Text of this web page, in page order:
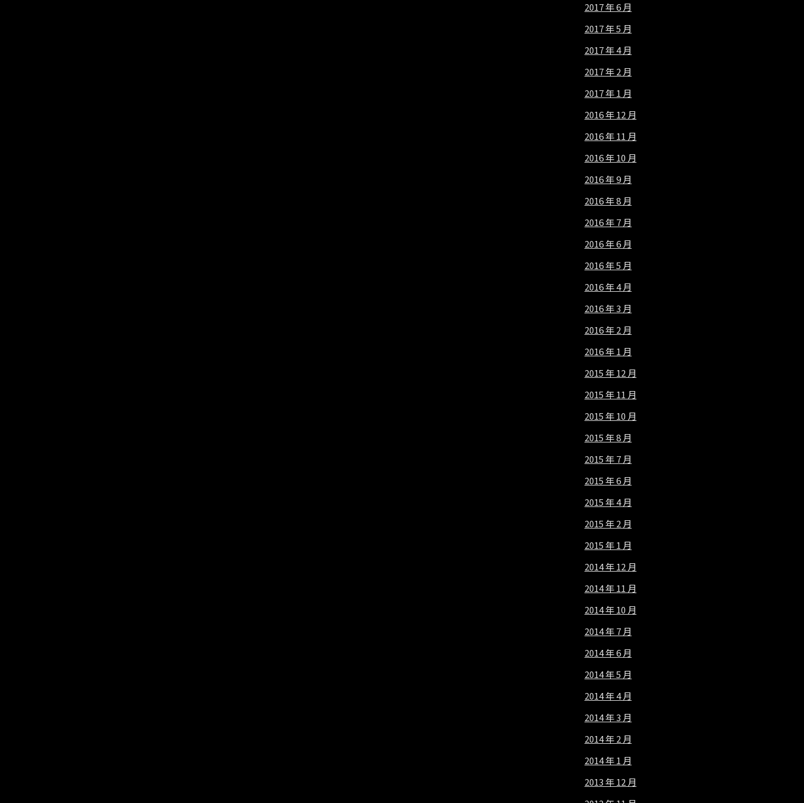
2017 年 6 月
2017 年 5 月
2017 年 4 月
2017 年 2 月
2017 年 1 月
2016 年 12 月
2016 年 11 月
2016 年 10 月
2016 年 9 月
2016 年 8 月
2016 年 7 月
2016 年 6 月
2016 年 5 月
2016 年 4 月
2016 年 3 月
2016 年 2 月
2016 年 1 月
2015 年 12 月
2015 年 11 月
2015 年 10 月
2015 年 8 月
2015 年 7 月
2015 年 6 月
2015 年 4 月
2015 年 2 月
2015 年 1 月
2014 年 12 月
2014 年 11 月
2014 年 10 月
2014 年 7 月
2014 年 6 月
2014 年 5 月
2014 年 4 月
2014 年 3 月
2014 年 2 月
2014 年 1 月
2013 年 12 月